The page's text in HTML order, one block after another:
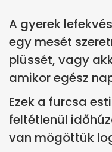
A gyerek
egy mesét
plüssét, vagy
amikor egész
Ezek a furcsa
feltétlenül
van mögöttük